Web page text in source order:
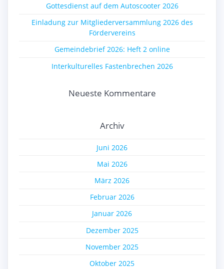
Gottesdienst auf dem Autoscooter 2026
Einladung zur Mitgliederversammlung 2026 des
Fördervereins
Gemeindebrief 2026: Heft 2 online
Interkulturelles Fastenbrechen 2026
Neueste Kommentare
Archiv
Juni 2026
Mai 2026
März 2026
Februar 2026
Januar 2026
Dezember 2025
November 2025
Oktober 2025